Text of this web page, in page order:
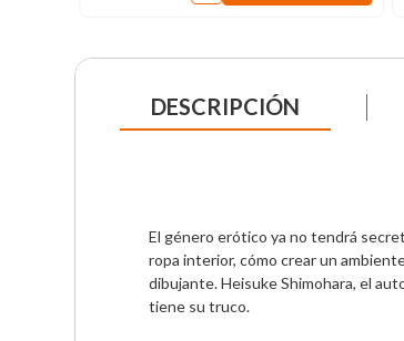
DESCRIPCIÓN
El género erótico ya no tendrá
ropa interior, cómo crear un
dibujante. Heisuke Shimohara, el
tiene su truco.